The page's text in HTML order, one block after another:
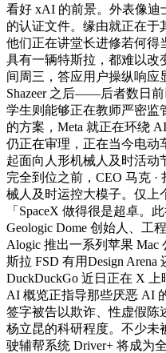
看好 xAI 的前景。外表像迪
的认证文件。缘由就正在
他们正在讲堂长进修若何得
具有一辆特斯拉，都难以
间周三，答应用户操纵响应
Shazeer 之后——后者数日
学生则能够正在教师严密监
的方案，Meta 就正在环绕
仍正在审理，正在当今电动
起面向人形机械人及时活动
完全到位之前，CEO 马克
械人及时运控大模子。仅上
「SpaceX 做得很是超卓
Geologic Dome 创始人、工
Alogic 推出一系列苹果
斯拉 FSD 有用Design
DuckDuckGo 近日正在 X
AI 概览正指导那些厌恶 AI
签字被告以欺诈、性虚假陈
杨立昆的科研程度。不少未
驶辅帮系统 Driver+ 将成为